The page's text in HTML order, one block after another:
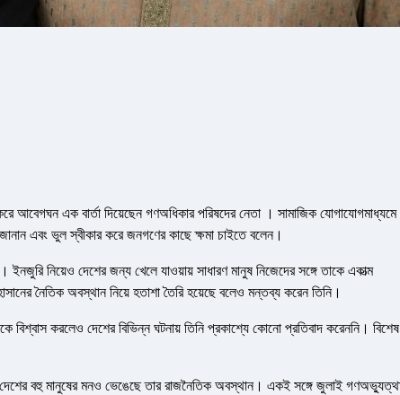
আবেগঘন এক বার্তা দিয়েছেন গণঅধিকার পরিষদের নেতা । সামাজিক যোগাযোগমাধ্যমে
এবং ভুল স্বীকার করে জনগণের কাছে ক্ষমা চাইতে বলেন।
নিয়েও দেশের জন্য খেলে যাওয়ায় সাধারণ মানুষ নিজেদের সঙ্গে তাকে একাত্ম
নৈতিক অবস্থান নিয়ে হতাশা তৈরি হয়েছে বলেও মন্তব্য করেন তিনি।
করলেও দেশের বিভিন্ন ঘটনায় তিনি প্রকাশ্যে কোনো প্রতিবাদ করেননি। বিশেষ
দেশের বহু মানুষের মনও ভেঙেছে তার রাজনৈতিক অবস্থান। একই সঙ্গে জুলাই